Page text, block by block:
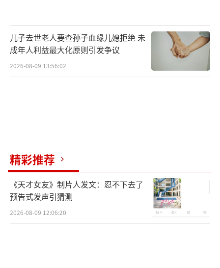
儿子去世老人要查孙子血缘儿媳拒绝 未
成年人利益最大化原则引发争议
2026-08-09 13:56:02
精彩推荐
《天才女友》制片人发文：忍不下去了
预告式发声引猜测
2026-08-09 12:06:20